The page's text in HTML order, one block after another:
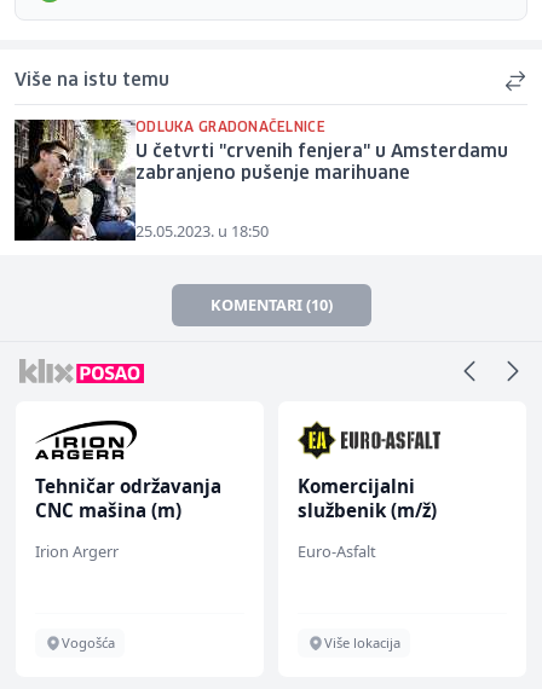
Više na istu temu
ODLUKA GRADONAČELNICE
U četvrti "crvenih fenjera" u Amsterdamu
zabranjeno pušenje marihuane
25.05.2023. u 18:50
KOMENTARI (10)
Tehničar održavanja
CNC mašina (m)
Irion Argerr
Vogošća
Komercijalni
službenik (m/ž)
Euro-Asfalt
Više lokacija